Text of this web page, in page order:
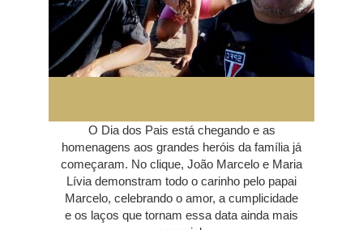
O Dia dos Pais está chegando e as
homenagens aos grandes heróis da família já
começaram. No clique, João Marcelo e Maria
Lívia demonstram todo o carinho pelo papai
Marcelo, celebrando o amor, a cumplicidade
e os laços que tornam essa data ainda mais